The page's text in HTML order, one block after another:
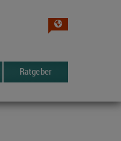
Sprache
Ratgeber